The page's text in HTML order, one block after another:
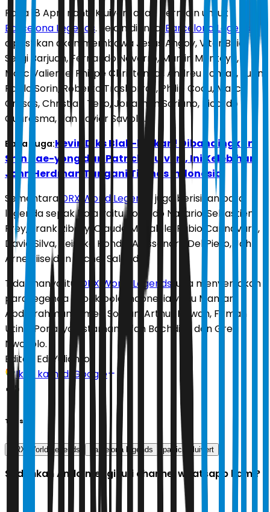
Pada 18 April nanti, Kluivert akan bermain untuk
Barcelona Legends. Selain dirinya,Barcelona Legends
dipastikan akan membawa Jesus Angoy, Vitor Baia,
Sergi Barjuan, Fernando Navarro, Martin Montoya,
Marc Valiente, Philipe Christanval, Andreu Fontas, Juan
Pablo Sorin, Roberto Trashorras, Philip Cocu, Marc
Crosas, Christian Tello, Jonathan Soriano, Ricardo
Quaresma, dan Javier Saviola.
Baca Juga:Kevin Diks Blak-blakan! Dibandingkan
Shin Tae-yong dan Patrick Kluivert, Ini Kelebihan
John Herdman Tangani Timnas Indonesia
Sementara DRX World Legends juga berisikan para
legenda sepak bola yaitu Ronaldo Nazario, Sebastien
Frey, Frank Ribery, Claude Makalele, Fabio Cannavaro,
David Silva, Keisuke Honda, Alessandro Del Piero, John
Arne Riise dan Michel Salgado.
Tidak hanya itu,
DRX World Legends juga menyertakan
para legenda sepak bola Indonesia yaitu Maman
Abdurrahman, Ismed Sofyan, Arthur Irawan, Firman
Utina, Ponaryo Astaman, Irfan Bachdim, dan Greg
Nwokolo.
Editor: Edi Yulianto
Ikuti kami di Google
Tags
DRX World Legends barcelona legends patrick kluivert
Sudahkah Anda mengikuti channel whatsapp kami?